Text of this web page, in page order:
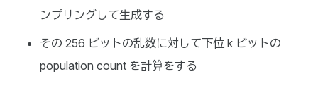
ンプリングして生成する
その 256 ビットの乱数に対して下位 k ビットの
population count を計算をする